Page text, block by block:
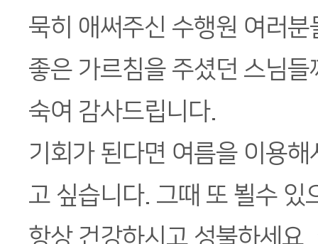
묵히 애써주신 수행원 여러분
좋은 가르침을 주셨던 스님
숙여 감사드립니다.
기회가 된다면 여름을 이용
고 싶습니다. 그때 또 뵐수 있
항상 건강하시고 성불하세요